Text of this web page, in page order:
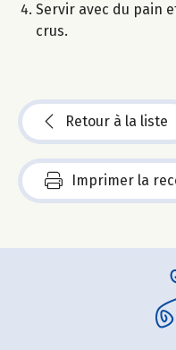
Servir avec du pain
crus.
Retour à la liste
Imprimer la